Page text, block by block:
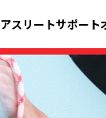
アスリートサポート